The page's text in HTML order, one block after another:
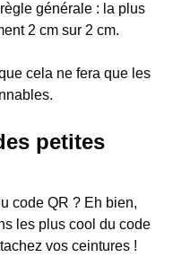
générale : la plus
2 cm sur 2 cm.
cela ne fera que les
petites
code QR ? Eh bien,
les plus cool du code
vos ceintures !